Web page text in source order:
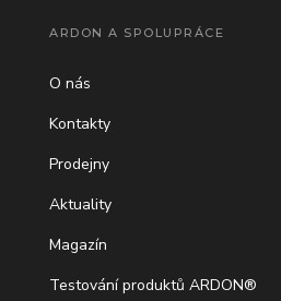
ARDON A SPOLUPRÁCE
O nás
Kontakty
Prodejny
Aktuality
Magazín
Testování produktů ARDON®